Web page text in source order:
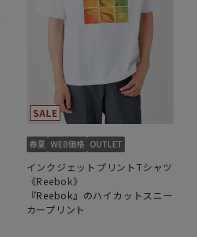
インクジェットプリントTシャツ
《Reebok》
『Reebok』のハイカットスニー
カープリント